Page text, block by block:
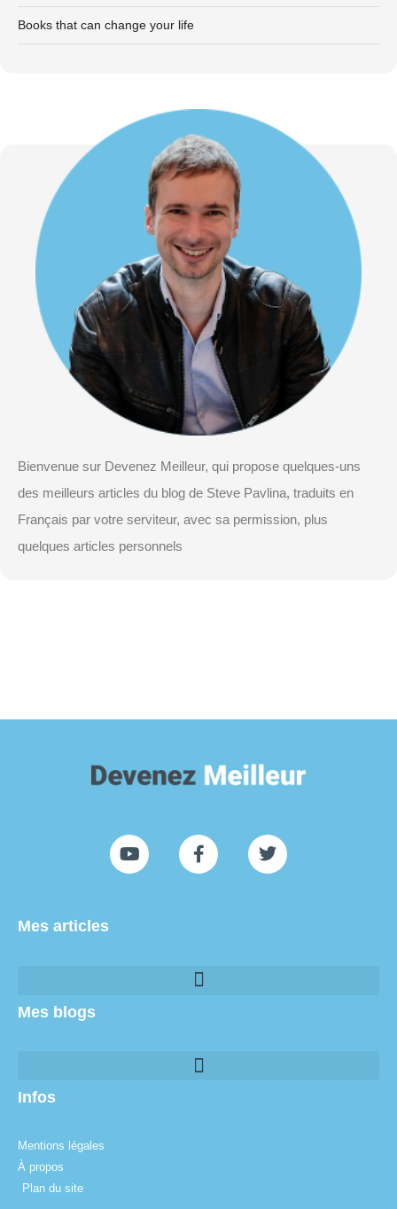
Books that can change your life
Bienvenue sur Devenez Meilleur, qui propose quelques-uns
des meilleurs articles du blog de Steve Pavlina, traduits en
Français par votre serviteur, avec sa permission, plus
quelques articles personnels
Mes articles
Mes blogs
Infos
Mentions légales
À propos
Plan du site